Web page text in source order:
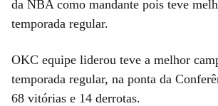
da NBA como mandante pois teve
temporada regular.
OKC equipe liderou teve a melhor
temporada regular, na ponta da
68 vitórias e 14 derrotas.